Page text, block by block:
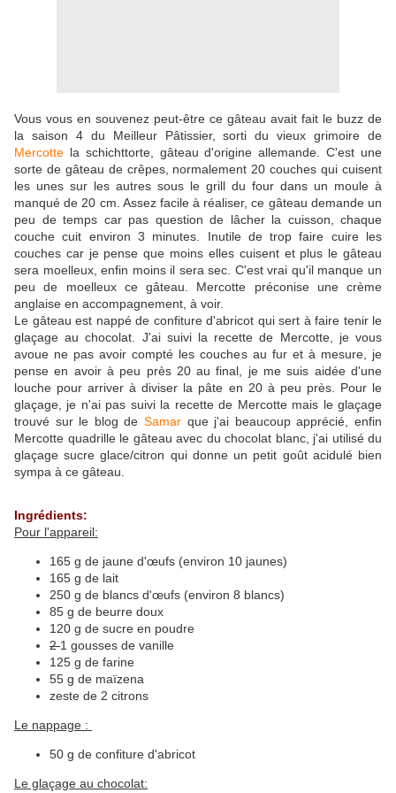
Vous vous en souvenez peut-être ce gâteau avait fait le buzz de
la saison 4 du Meilleur Pâtissier, sorti du vieux grimoire de
Mercotte la schichttorte, gâteau d'origine allemande. C'est une
sorte de gâteau de crêpes, normalement 20 couches qui cuisent
les unes sur les autres sous le grill du four dans un moule à
manqué de 20 cm. Assez facile à réaliser, ce gâteau demande un
peu de temps car pas question de lâcher la cuisson, chaque
couche cuit environ 3 minutes. Inutile de trop faire cuire les
couches car je pense que moins elles cuisent et plus le gâteau
sera moelleux, enfin moins il sera sec. C'est vrai qu'il manque un
peu de moelleux ce gâteau. Mercotte préconise une crème
anglaise en accompagnement, à voir.
Le gâteau est nappé de confiture d'abricot qui sert à faire tenir le
glaçage au chocolat. J'ai suivi la recette de Mercotte, je vous
avoue ne pas avoir compté les couches au fur et à mesure, je
pense en avoir à peu près 20 au final, je me suis aidée d'une
louche pour arriver à diviser la pâte en 20 à peu près. Pour le
glaçage, je n'ai pas suivi la recette de Mercotte mais le glaçage
trouvé sur le blog de Samar que j'ai beaucoup apprécié, enfin
Mercotte quadrille le gâteau avec du chocolat blanc, j'ai utilisé du
glaçage sucre glace/citron qui donne un petit goût acidulé bien
sympa à ce gâteau.
Ingrédients:
Pour l'appareil:
165 g de jaune d'œufs (environ 10 jaunes)
165 g de lait
250 g de blancs d'œufs (environ 8 blancs)
85 g de beurre doux
120 g de sucre en poudre
21 gousses de vanille
125 g de farine
55 g de maïzena
zeste de 2 citrons
Le nappage :
50 g de confiture d'abricot
Le glaçage au chocolat: